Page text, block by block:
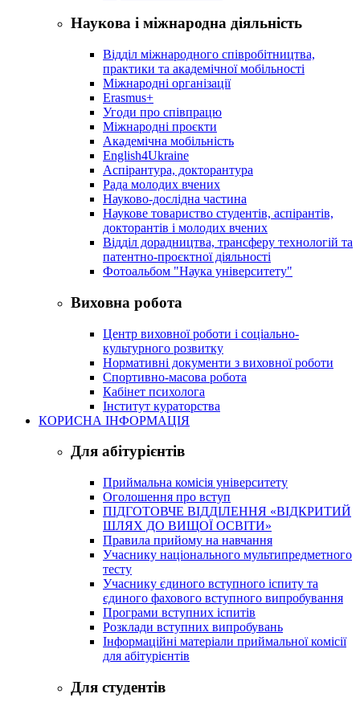
Наукова і міжнародна діяльність
Відділ міжнародного співробітництва,
практики та академічної мобільності
Міжнародні організації
Erasmus+
Угоди про співпрацю
Міжнародні проєкти
Академічна мобільність
English4Ukraine
Аспірантура, докторантура
Рада молодих вчених
Науково-дослідна частина
Наукове товариство студентів, аспірантів,
докторантів і молодих вчених
Відділ дорадництва, трансферу технологій та
патентно-проєктної діяльності
Фотоальбом "Наука університету"
Виховна робота
Центр виховної роботи і соціально-
культурного розвитку
Нормативні документи з виховної роботи
Спортивно-масова робота
Кабінет психолога
Інститут кураторства
КОРИСНА ІНФОРМАЦІЯ
Для абітурієнтів
Приймальна комісія університету
Оголошення про вступ
ПІДГОТОВЧЕ ВІДДІЛЕННЯ «ВІДКРИТИЙ
ШЛЯХ ДО ВИЩОЇ ОСВІТИ»
Правила прийому на навчання
Учаснику національного мультипредметного
тесту
Учаснику єдиного вступного іспиту та
єдиного фахового вступного випробування
Програми вступних іспитів
Розклади вступних випробувань
Інформаційні матеріали приймальної комісії
для абітурієнтів
Для студентів